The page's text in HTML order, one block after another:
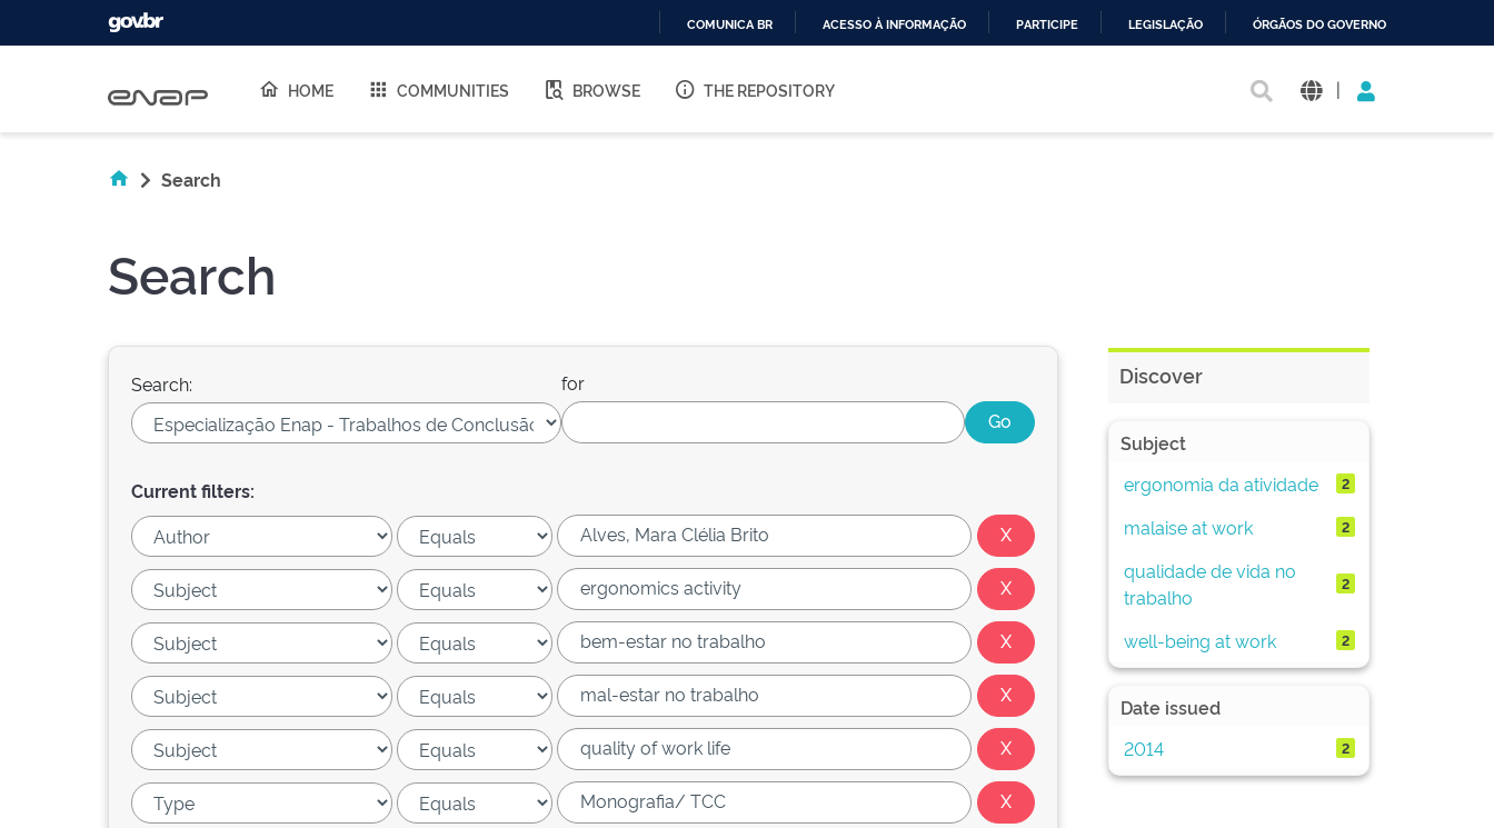
O
COMUNICA BR ACESSO À INFORMAÇÃO PARTICIPE LEGISLAÇÃO ÓRGÃOS DO GOVERNO
HOME COMMUNITIES BROWSE THE REPOSITORY |
Search
Search
Search: for
Current filters:
Discover
Subject
ergonomia da atividade
2
malaise at work 2
qualidade de vida no
trabalho
2
well-being at work 2
Date issued
2014
2